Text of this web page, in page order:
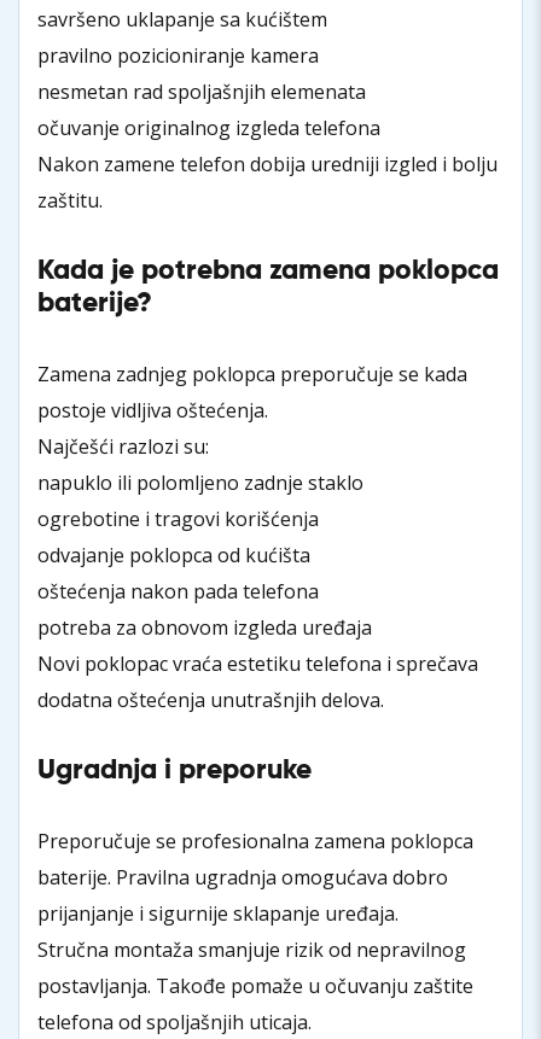
savršeno uklapanje sa kućištem
pravilno pozicioniranje kamera
nesmetan rad spoljašnjih elemenata
očuvanje originalnog izgleda telefona
Nakon zamene telefon dobija uredniji izgled i bolju
zaštitu.
Kada je potrebna zamena poklopca
baterije?
Zamena zadnjeg poklopca preporučuje se kada
postoje vidljiva oštećenja.
Najčešći razlozi su:
napuklo ili polomljeno zadnje staklo
ogrebotine i tragovi korišćenja
odvajanje poklopca od kućišta
oštećenja nakon pada telefona
potreba za obnovom izgleda uređaja
Novi poklopac vraća estetiku telefona i sprečava
dodatna oštećenja unutrašnjih delova.
Ugradnja i preporuke
Preporučuje se profesionalna zamena poklopca
baterije. Pravilna ugradnja omogućava dobro
prijanjanje i sigurnije sklapanje uređaja.
Stručna montaža smanjuje rizik od nepravilnog
postavljanja. Takođe pomaže u očuvanju zaštite
telefona od spoljašnjih uticaja.